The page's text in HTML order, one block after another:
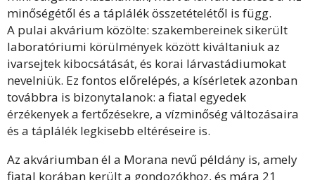
minőségétől és a táplálék összetételétől is függ.
A pulai akvárium közölte: szakembereinek sikerült
laboratóriumi körülmények között kiváltaniuk az
ivarsejtek kibocsátását, és korai lárvastádiumokat
nevelniük. Ez fontos előrelépés, a kísérletek azonban
továbbra is bizonytalanok: a fiatal egyedek
érzékenyek a fertőzésekre, a vízminőség változásaira
és a táplálék legkisebb eltéréseire is.
Az akváriumban él a Morana nevű példány is, amely
fiatal korában került a gondozókhoz, és mára 21